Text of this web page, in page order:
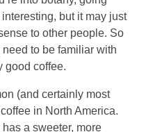
but it may just
to other people. So
need to be familiar with
good coffee.
(and certainly most
in North America.
a sweeter, more